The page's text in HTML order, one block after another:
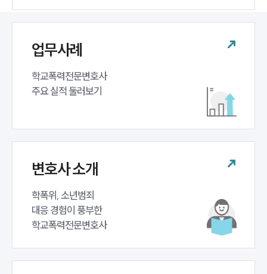
대륜법률상담예약
업무사례
학교폭력전문변호사
주요 실적 둘러보기
변호사 소개
학폭위, 소년범죄
대응 경험이 풍부한
학교폭력전문변호사